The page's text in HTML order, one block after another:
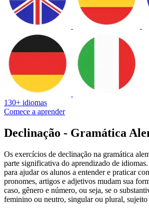
130+ idiomas
Comece a aprender
Declinação - Gramática
Os exercícios de declinação na gramática
parte significativa do aprendizado de
para ajudar os alunos a entender e praticar
pronomes, artigos e adjetivos mudam sua
caso, gênero e número, ou seja, se o
feminino ou neutro, singular ou plural, sujeito